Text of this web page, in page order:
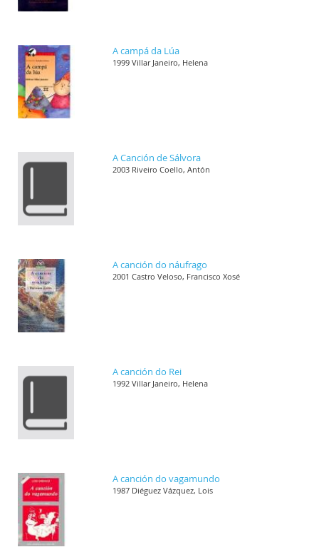
A campá da Lúa
1999 Villar Janeiro, Helena
A Canción de Sálvora
2003 Riveiro Coello, Antón
A canción do náufrago
2001 Castro Veloso, Francisco Xosé
A canción do Rei
1992 Villar Janeiro, Helena
A canción do vagamundo
1987 Diéguez Vázquez, Lois